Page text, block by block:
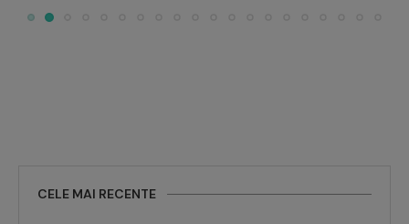
CELE MAI RECENTE